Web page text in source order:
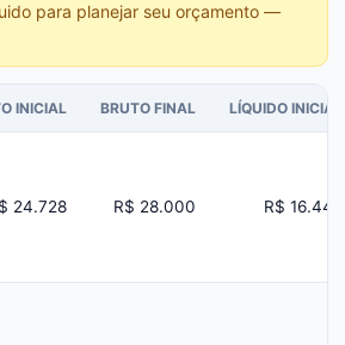
para planejar seu orçamento —
INICIAL BRUTO FINAL LÍQUIDO INICIAL
24.728 R$ 28.000 R$ 16.445